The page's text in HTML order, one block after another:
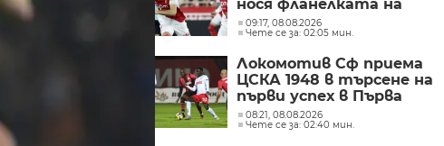
нося фланелката на
ПСЖ и да продължа да
се развивам в този
велик клуб
09:17, 08.08.2026
Чете се за: 02:05 мин.
Локомотив Сф приема
ЦСКА 1948 в търсене на
първи успех в Първа
лига
08:21, 08.08.2026
Чете се за: 02:40 мин.